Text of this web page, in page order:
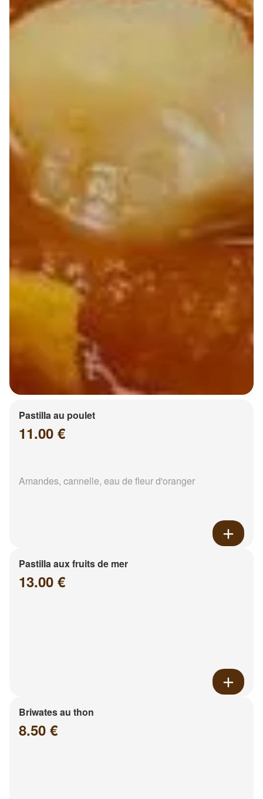
Pastilla au poulet
11.00 €
Amandes, cannelle, eau de fleur d'oranger
Pastilla aux fruits de mer
13.00 €
Briwates au thon
8.50 €